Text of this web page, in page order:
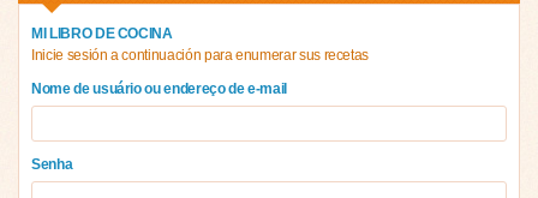
MI LIBRO DE COCINA
Inicie sesión a continuación para enumerar sus recetas
Nome de usuário ou endereço de e-mail
Senha